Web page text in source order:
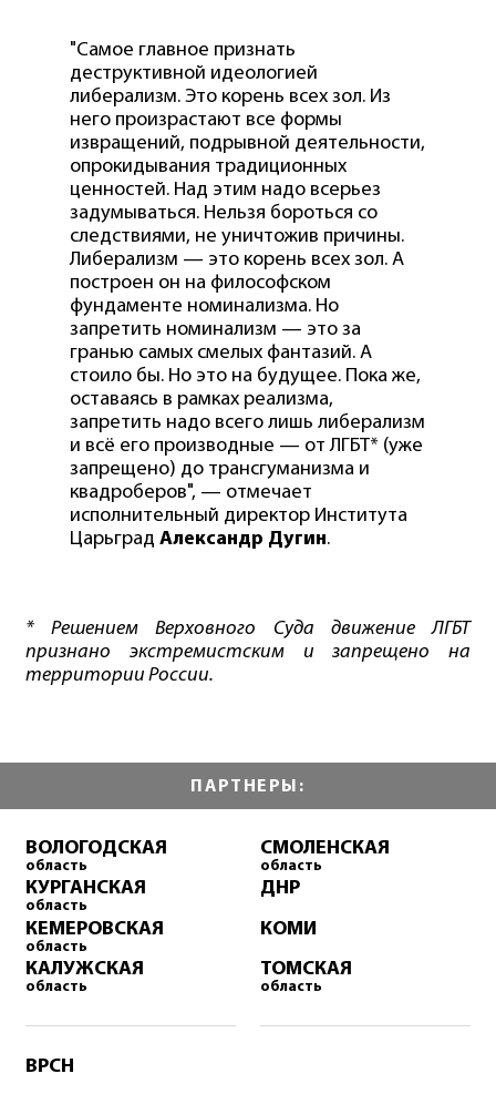
"Самое главное признать
деструктивной идеологией
либерализм. Это корень всех зол. Из
него произрастают все формы
извращений, подрывной деятельности,
опрокидывания традиционных
ценностей. Над этим надо всерьез
задумываться. Нельзя бороться со
следствиями, не уничтожив причины.
Либерализм — это корень всех зол. А
построен он на философском
фундаменте номинализма. Но
запретить номинализм — это за
гранью самых смелых фантазий. А
стоило бы. Но это на будущее. Пока же,
оставаясь в рамках реализма,
запретить надо всего лишь либерализм
и всё его производные — от ЛГБТ* (уже
запрещено) до трансгуманизма и
квадроберов", — отмечает
исполнительный директор Института
Царьград Александр Дугин.
* Решением Верховного Суда движение ЛГБТ
признано экстремистским и запрещено на
территории России.
ПАРТНЕРЫ:
ВОЛОГОДСКАЯ
область
КУРГАНСКАЯ
область
КЕМЕРОВСКАЯ
область
КАЛУЖСКАЯ
область
СМОЛЕНСКАЯ
область
ДНР
КОМИ
ТОМСКАЯ
область
ВРСН